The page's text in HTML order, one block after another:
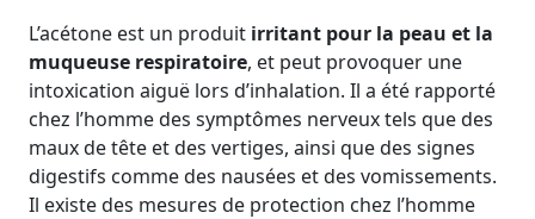
L’acétone est un produit irritant pour la peau et la
muqueuse respiratoire, et peut provoquer une
intoxication aiguë lors d’inhalation. Il a été rapporté
chez l’homme des symptômes nerveux tels que des
maux de tête et des vertiges, ainsi que des signes
digestifs comme des nausées et des vomissements.
Il existe des mesures de protection chez l’homme